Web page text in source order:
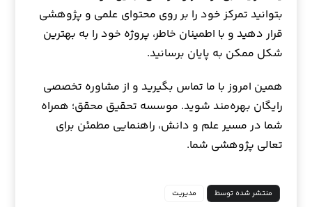
بتوانید تمرکز خود را بر روی محتوای علمی و پژوهشی
قرار دهید و با اطمینان خاطر، پروژه خود را به بهترین
شکل ممکن به پایان برسانید.
همین امروز با ما تماس بگیرید و از مشاوره تخصصی
رایگان بهره‌مند شوید. موسسه تحقیق محقق؛ همراه
شما در مسیر علم و دانش، راهنمایی مطمئن برای
تعالی پژوهشی شما.
منتشر شده توسط مدیریت